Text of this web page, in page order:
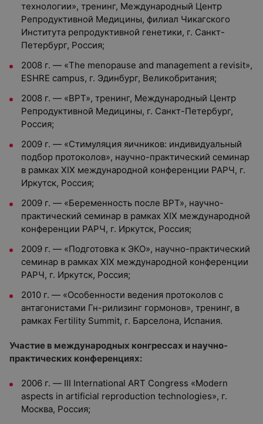
технологии», тренинг, Международный Центр
Репродуктивной Медицины, филиал Чикагского
Института репродуктивной генетики, г. Санкт-
Петербург, Россия;
2008 г. — «The menopause and management a revisit»,
ESHRE campus, г. Эдинбург, Великобритания;
2008 г. — «ВРТ», тренинг, Международный Центр
Репродуктивной Медицины, г. Санкт-Петербург,
Россия;
2009 г. — «Стимуляция яичников: индивидуальный
подбор протоколов», научно-практический семинар
в рамках XIX международной конференции РАРЧ, г.
Иркутск, Россия;
2009 г. — «Беременность после ВРТ», научно-
практический семинар в рамках XIX международной
конференции РАРЧ, г. Иркутск, Россия;
2009 г. — «Подготовка к ЭКО», научно-практический
семинар в рамках XIX международной конференции
РАРЧ, г. Иркутск, Россия;
2010 г. — «Особенности ведения протоколов с
антагонистами Гн-рилизинг гормонов», тренинг, в
рамках Fertility Summit, г. Барселона, Испания.
Участие в международных конгрессах и научно-
практических конференциях:
2006 г. — III International ART Congress «Modern
aspects in artificial reproduction technologies», г.
Москва, Россия;